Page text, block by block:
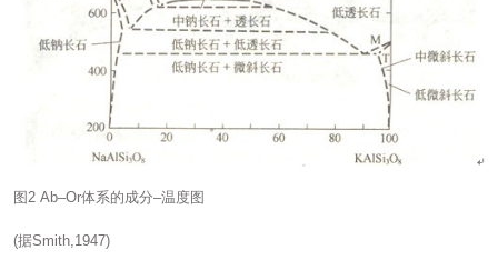
图2 Ab–Or体系的成分–温度图
(据Smith,1947)